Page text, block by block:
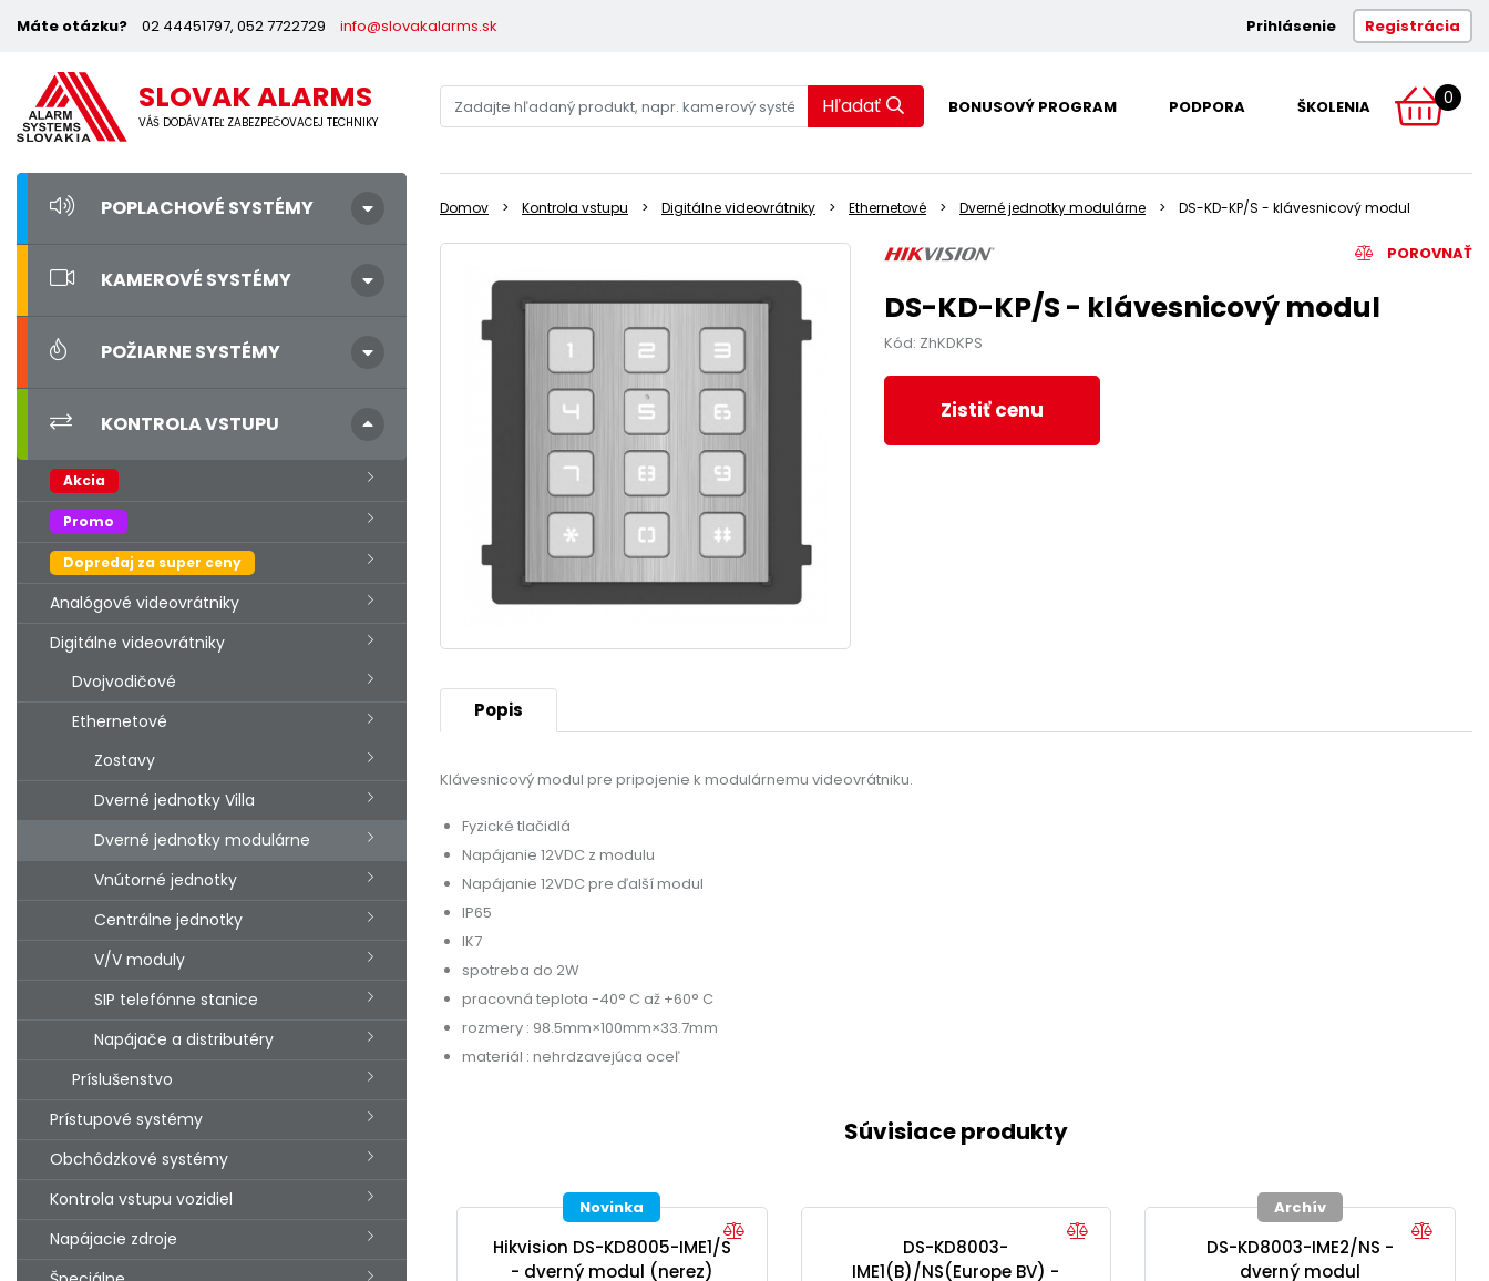
Máte otázku? 02 44451797, 052 7722729 info@slovakalarms.sk Prihlásenie Registrácia
SLOVAK ALARMS
VÁŠ DODÁVATEĽ ZABEZPEČOVACEJ TECHNIKY
Hľadať BONUSOVÝ PROGRAM PODPORA ŠKOLENIA 0
POPLACHOVÉ SYSTÉMY
KAMEROVÉ SYSTÉMY
POŽIARNE SYSTÉMY
KONTROLA VSTUPU
Akcia
Promo
Dopredaj za super ceny
Analógové videovrátniky
Digitálne videovrátniky
Dvojvodičové
Ethernetové
Zostavy
Dverné jednotky Villa
Dverné jednotky modulárne
Vnútorné jednotky
Centrálne jednotky
V/V moduly
SIP telefónne stanice
Napájače a distributéry
Príslušenstvo
Prístupové systémy
Obchôdzkové systémy
Kontrola vstupu vozidiel
Napájacie zdroje
Domov Kontrola vstupu Digitálne videovrátniky Ethernetové Dverné jednotky modulárne DS-KD-KP/S - klávesnicový modul
POROVNAŤ
DS-KD-KP/S - klávesnicový modul
Kód: ZhKDKPS
Zistiť cenu
Popis
Klávesnicový modul pre pripojenie k modulárnemu videovrátniku.
Fyzické tlačidlá
Napájanie 12VDC z modulu
Napájanie 12VDC pre ďalší modul
IP65
IK7
spotreba do 2W
pracovná teplota -40° C až +60° C
rozmery : 98.5mm×100mm×33.7mm
materiál : nehrdzavejúca oceľ
Súvisiace produkty
Novinka
Hikvision DS-KD8005-IME1/S
- dverný modul (nerez)
DS-KD8003-
IME1(B)/NS(Europe BV) -
Archív
DS-KD8003-IME2/NS -
dverný modul